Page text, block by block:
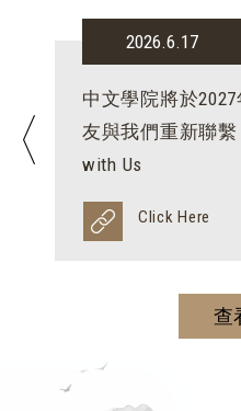
2026.6.17
中文學院將於
友與我們重新聯繫
with Us
Click Here
查